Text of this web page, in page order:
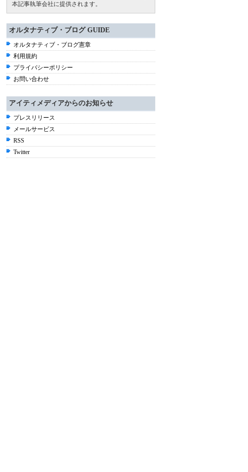
本記事執筆会社に提供されます。
オルタナティブ・ブログ GUIDE
オルタナティブ・ブログ憲章
利用規約
プライバシーポリシー
お問い合わせ
アイティメディアからのお知らせ
プレスリリース
メールサービス
RSS
Twitter